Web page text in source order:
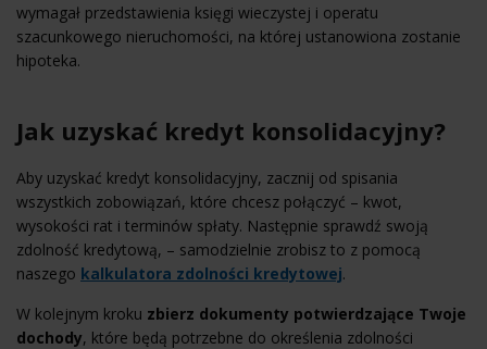
wymagał przedstawienia księgi wieczystej i operatu
szacunkowego nieruchomości, na której ustanowiona zostanie
hipoteka.
Jak uzyskać kredyt konsolidacyjny?
Aby uzyskać kredyt konsolidacyjny, zacznij od spisania
wszystkich zobowiązań, które chcesz połączyć – kwot,
wysokości rat i terminów spłaty. Następnie sprawdź swoją
zdolność kredytową, – samodzielnie zrobisz to z pomocą
naszego kalkulatora zdolności kredytowej.
W kolejnym kroku zbierz dokumenty potwierdzające Twoje
dochody, które będą potrzebne do określenia zdolności